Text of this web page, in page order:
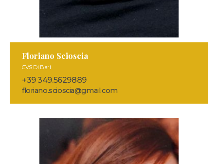
Floriano Scioscia
CVS Di Bari
+39 349.5629889
floriano.scioscia@gmail.com